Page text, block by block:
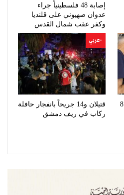
إصابة 48 فلسطينياً جراء
عدوان صهيوني على قلنديا
وكفر عقب شمال القدس
الدفاع المدني في غزة يعاين 8
-عربي
قتيلان و14 جريحاً بانفجار حافلة
ركاب في ريف دمشق